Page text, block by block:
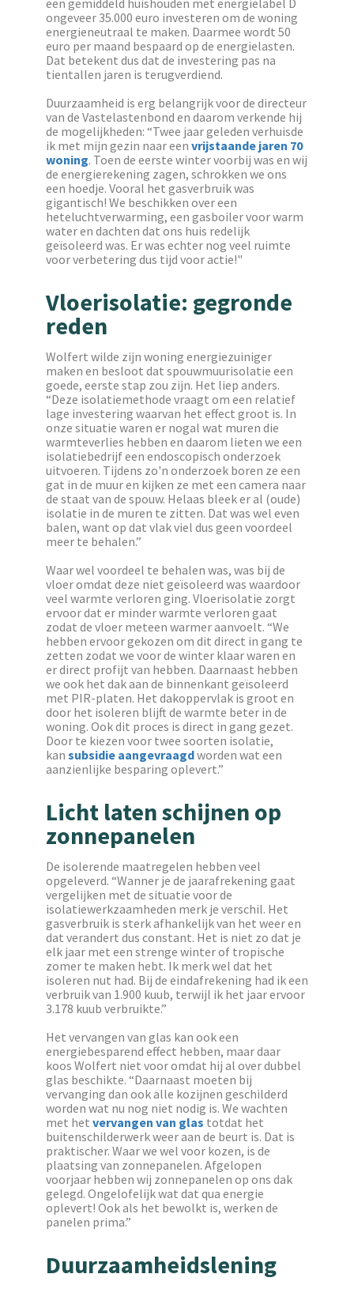
ongeveer 35.000 euro investeren om de woning
energieneutraal te maken. Daarmee wordt 50
euro per maand bespaard op de energielasten.
Dat betekent dus dat de investering pas na
tientallen jaren is terugverdiend.
Duurzaamheid is erg belangrijk voor de directeur
van de Vastelastenbond en daarom verkende hij
de mogelijkheden: “Twee jaar geleden verhuisde
ik met mijn gezin naar een vrijstaande jaren 70
woning. Toen de eerste winter voorbij was en wij
de energierekening zagen, schrokken we ons
een hoedje. Vooral het gasverbruik was
gigantisch! We beschikken over een
heteluchtverwarming, een gasboiler voor warm
water en dachten dat ons huis redelijk
geïsoleerd was. Er was echter nog veel ruimte
voor verbetering dus tijd voor actie!"
Vloerisolatie: gegronde
reden
Wolfert wilde zijn woning energiezuiniger
maken en besloot dat spouwmuurisolatie een
goede, eerste stap zou zijn. Het liep anders.
“Deze isolatiemethode vraagt om een relatief
lage investering waarvan het effect groot is. In
onze situatie waren er nogal wat muren die
warmteverlies hebben en daarom lieten we een
isolatiebedrijf een endoscopisch onderzoek
uitvoeren. Tijdens zo'n onderzoek boren ze een
gat in de muur en kijken ze met een camera naar
de staat van de spouw. Helaas bleek er al (oude)
isolatie in de muren te zitten. Dat was wel even
balen, want op dat vlak viel dus geen voordeel
meer te behalen.”
Waar wel voordeel te behalen was, was bij de
vloer omdat deze niet geïsoleerd was waardoor
veel warmte verloren ging. Vloerisolatie zorgt
ervoor dat er minder warmte verloren gaat
zodat de vloer meteen warmer aanvoelt. “We
hebben ervoor gekozen om dit direct in gang te
zetten zodat we voor de winter klaar waren en
er direct profijt van hebben. Daarnaast hebben
we ook het dak aan de binnenkant geïsoleerd
met PIR-platen. Het dakoppervlak is groot en
door het isoleren blijft de warmte beter in de
woning. Ook dit proces is direct in gang gezet.
Door te kiezen voor twee soorten isolatie,
kan subsidie aangevraagdworden wat een
aanzienlijke besparing oplevert.”
Licht laten schijnen op
zonnepanelen
De isolerende maatregelen hebben veel
opgeleverd. “Wanner je de jaarafrekening gaat
vergelijken met de situatie voor de
isolatiewerkzaamheden merk je verschil. Het
gasverbruik is sterk afhankelijk van het weer en
dat verandert dus constant. Het is niet zo dat je
elk jaar met een strenge winter of tropische
zomer te maken hebt. Ik merk wel dat het
isoleren nut had. Bij de eindafrekening had ik een
verbruik van 1.900 kuub, terwijl ik het jaar ervoor
3.178 kuub verbruikte.”
Het vervangen van glas kan ook een
energiebesparend effect hebben, maar daar
koos Wolfert niet voor omdat hij al over dubbel
glas beschikte. “Daarnaast moeten bij
vervanging dan ook alle kozijnen geschilderd
worden wat nu nog niet nodig is. We wachten
met het vervangen van glas totdat het
buitenschilderwerk weer aan de beurt is. Dat is
praktischer. Waar we wel voor kozen, is de
plaatsing van zonnepanelen. Afgelopen
voorjaar hebben wij zonnepanelen op ons dak
gelegd. Ongelofelijk wat dat qua energie
oplevert! Ook als het bewolkt is, werken de
panelen prima.”
Duurzaamheidslening